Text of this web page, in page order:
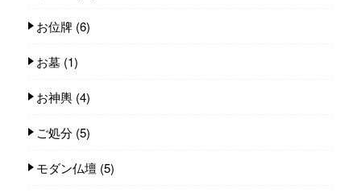
お位牌 (6)
お墓 (1)
お神輿 (4)
ご処分 (5)
モダン仏壇 (5)